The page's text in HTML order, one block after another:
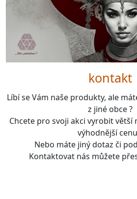
kontakt
Líbí se Vám naše produkty, ale
z jiné obce ?
Chcete pro svoji akci vyrobit větší
výhodnější
Nebo máte jiný dotaz či
Kontaktovat nás můžete